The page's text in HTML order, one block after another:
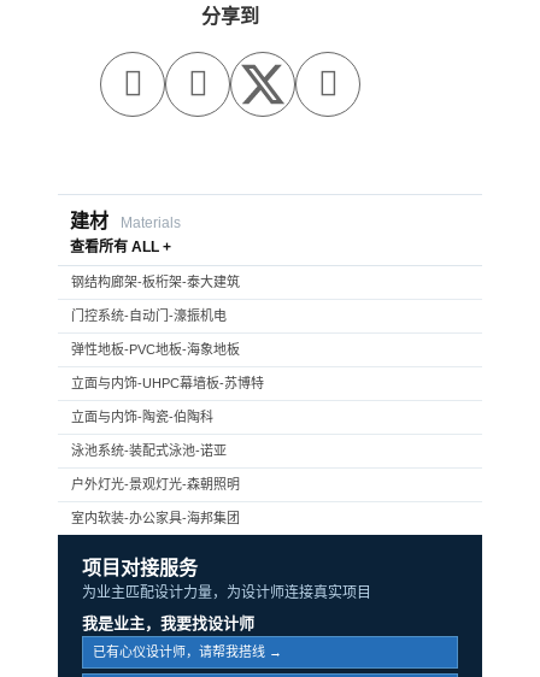
分享到
  
建材
Materials
查看所有 ALL +
钢结构廊架-板桁架-泰大建筑
门控系统-自动门-濠振机电
弹性地板-PVC地板-海象地板
立面与内饰-UHPC幕墙板-苏博特
立面与内饰-陶瓷-伯陶科
泳池系统-装配式泳池-诺亚
户外灯光-景观灯光-森朝照明
室内软装-办公家具-海邦集团
项目对接服务
为业主匹配设计力量，为设计师连接真实项目
我是业主，我要找设计师
已有心仪设计师，请帮我搭线 →